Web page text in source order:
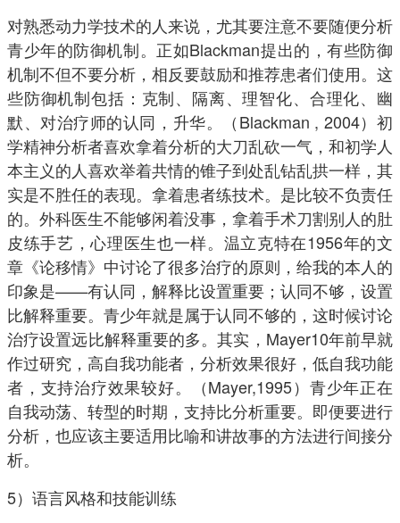
对熟悉动力学技术的人来说，尤其要注意不要随便分析
青少年的防御机制。正如Blackman提出的，有些防御
机制不但不要分析，相反要鼓励和推荐患者们使用。这
些防御机制包括：克制、隔离、理智化、合理化、幽
默、对治疗师的认同，升华。（Blackman , 2004）初
学精神分析者喜欢拿着分析的大刀乱砍一气，和初学人
本主义的人喜欢举着共情的锥子到处乱钻乱拱一样，其
实是不胜任的表现。拿着患者练技术。是比较不负责任
的。外科医生不能够闲着没事，拿着手术刀割别人的肚
皮练手艺，心理医生也一样。温立克特在1956年的文
章《论移情》中讨论了很多治疗的原则，给我的本人的
印象是——有认同，解释比设置重要；认同不够，设置
比解释重要。青少年就是属于认同不够的，这时候讨论
治疗设置远比解释重要的多。其实，Mayer10年前早就
作过研究，高自我功能者，分析效果很好，低自我功能
者，支持治疗效果较好。（Mayer,1995）青少年正在
自我动荡、转型的时期，支持比分析重要。即便要进行
分析，也应该主要适用比喻和讲故事的方法进行间接分
析。
5）语言风格和技能训练